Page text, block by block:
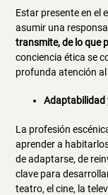
Estar presente en el
asumir una
transmite, de lo que
conciencia ética se
profunda atención
Adaptabilidad
La profesión
aprender a
de adaptarse, de
clave para
teatro, el cine, la